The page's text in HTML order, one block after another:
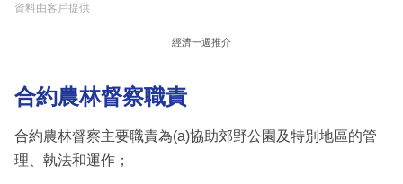
資料由客戶提供
經濟一週推介
合約農林督察職責
合約農林督察主要職責為(a)協助郊野公園及特別地區的管
理、執法和運作；